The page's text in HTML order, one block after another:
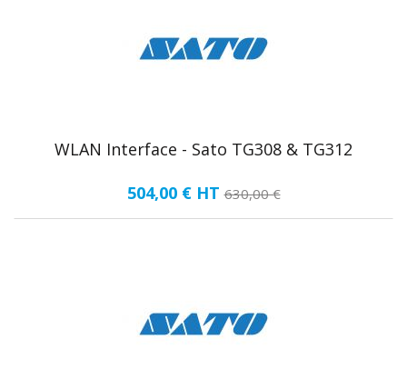
WLAN Interface - Sato TG308 & TG312
504,00 € HT 630,00 €